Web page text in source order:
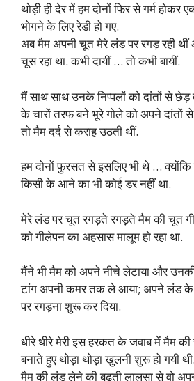
थोड़ी ही देर में हम दोनों फिर से गर्म होकर
भोगने के लिए रेडी हो गए.
अब मैम अपनी चूत मेरे लंड पर रगड़ रही
चूस रहा था. कभी दायीं … तो कभी बायीं.
मैं साथ साथ उनके निप्पलों को दांतों से
के चारों तरफ बने भूरे गोले को अपने दांतों
तो मैम दर्द से कराह उठती थीं.
हम दोनों फुरसत से इसलिए भी थे …
किसी के आने का भी कोई डर नहीं था.
मेरे लंड पर चूत रगड़ते रगड़ते मैम की चूत
को गीलेपन का अहसास मालूम हो रहा था.
मैंने भी मैम को अपने नीचे लेटाया और
टांग अपनी कमर तक ले आया; अपने लंड के
पर रगड़ना शुरू कर दिया.
धीरे धीरे मेरी इस हरकत के जवाब में मैम
बनाते हुए थोड़ा थोड़ा खुलनी शुरू हो गयी थी.
मैम की लंड लेने की बढ़ती लालसा से वो